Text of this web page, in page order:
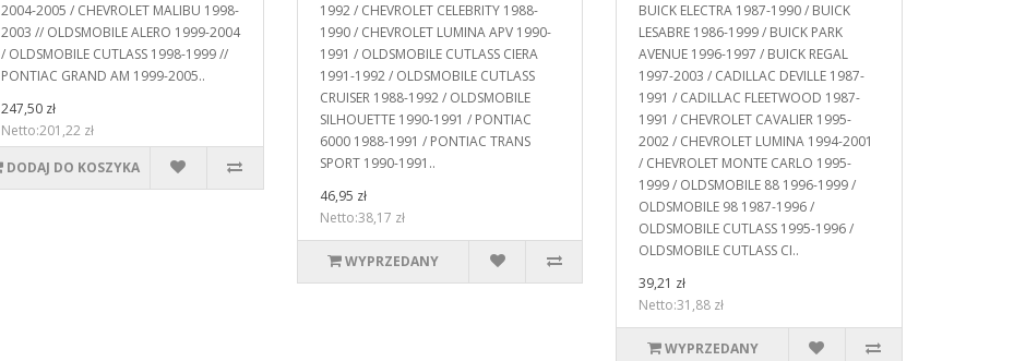
2004-2005 / CHEVROLET MALIBU 1998-
2003 // OLDSMOBILE ALERO 1999-2004
/ OLDSMOBILE CUTLASS 1998-1999 //
PONTIAC GRAND AM 1999-2005..
247,50 zł
Netto:201,22 zł
DODAJ DO KOSZYKA
1992 / CHEVROLET CELEBRITY 1988-
1990 / CHEVROLET LUMINA APV 1990-
1991 / OLDSMOBILE CUTLASS CIERA
1991-1992 / OLDSMOBILE CUTLASS
CRUISER 1988-1992 / OLDSMOBILE
SILHOUETTE 1990-1991 / PONTIAC
6000 1988-1991 / PONTIAC TRANS
SPORT 1990-1991..
46,95 zł
Netto:38,17 zł
WYPRZEDANY
BUICK ELECTRA 1987-1990 / BUICK
LESABRE 1986-1999 / BUICK PARK
AVENUE 1996-1997 / BUICK REGAL
1997-2003 / CADILLAC DEVILLE 1987-
1991 / CADILLAC FLEETWOOD 1987-
1991 / CHEVROLET CAVALIER 1995-
2002 / CHEVROLET LUMINA 1994-2001
/ CHEVROLET MONTE CARLO 1995-
1999 / OLDSMOBILE 88 1996-1999 /
OLDSMOBILE 98 1987-1996 /
OLDSMOBILE CUTLASS 1995-1996 /
OLDSMOBILE CUTLASS CI..
39,21 zł
Netto:31,88 zł
WYPRZEDANY